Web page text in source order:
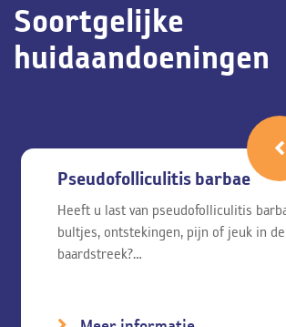
Soortgelijke
huidaandoeningen
Pseudofolliculitis barbae
Heeft u last van pseudofolliculitis
bultjes, ontstekingen, pijn of jeuk in de
baardstreek?…